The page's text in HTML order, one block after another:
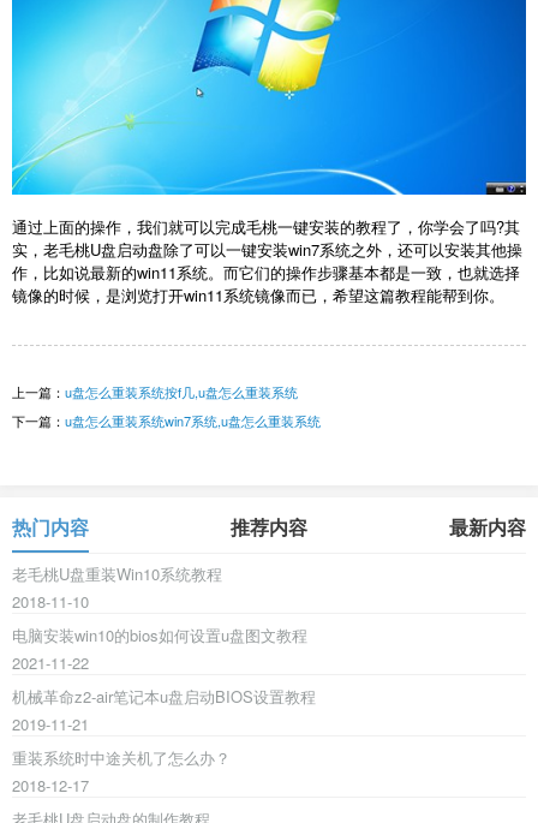
通过上面的操作，我们就可以完成毛桃一键安装的教程了，你学会了吗?其
实，老毛桃U盘启动盘除了可以一键安装win7系统之外，还可以安装其他操
作，比如说最新的win11系统。而它们的操作步骤基本都是一致，也就选择
镜像的时候，是浏览打开win11系统镜像而已，希望这篇教程能帮到你。
上一篇： u盘怎么重装系统按f几,u盘怎么重装系统
下一篇： u盘怎么重装系统win7系统,u盘怎么重装系统
热门内容 推荐内容 最新内容
老毛桃U盘重装Win10系统教程
2018-11-10
电脑安装win10的bios如何设置u盘图文教程
2021-11-22
机械革命z2-air笔记本u盘启动BIOS设置教程
2019-11-21
重装系统时中途关机了怎么办？
2018-12-17